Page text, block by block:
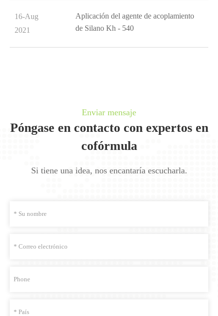
16-Aug
2021
Aplicación del agente de acoplamiento
de Silano Kh - 540
Enviar mensaje
Póngase en contacto con expertos en
cofórmula
Si tiene una idea, nos encantaría escucharla.